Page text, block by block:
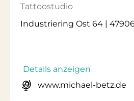
Tattoostudio
Industriering Ost 64 |
Details anzeigen
www.michael-betz.de